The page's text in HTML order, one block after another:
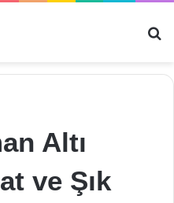
Altı
ve Şık